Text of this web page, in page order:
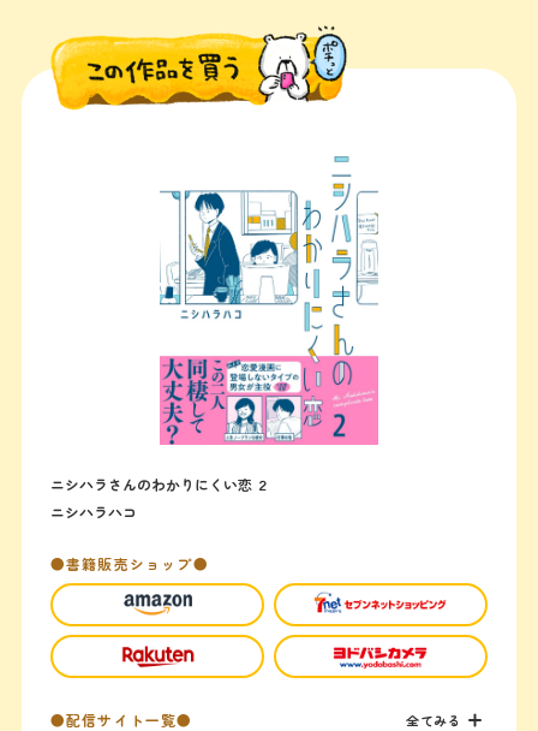
ニシハラさんのわかりにくい恋 ２
ニシハラハコ
●書籍販売ショップ●
●配信サイト一覧● 全てみる